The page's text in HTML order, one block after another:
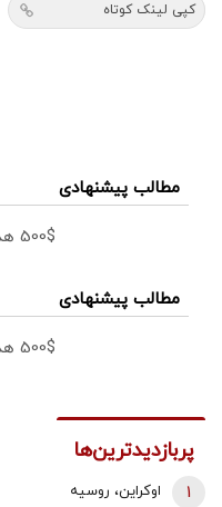
کپی لینک کوتاه
مطالب پیشنهادی
500$ هدیه به کاربران جدید،ثبت نام کن
مطالب پیشنهادی
500$ هدیه به کاربران جدید،ثبت نام کن
پربازدیدترین‌ها
اوکراین، روسیه
1